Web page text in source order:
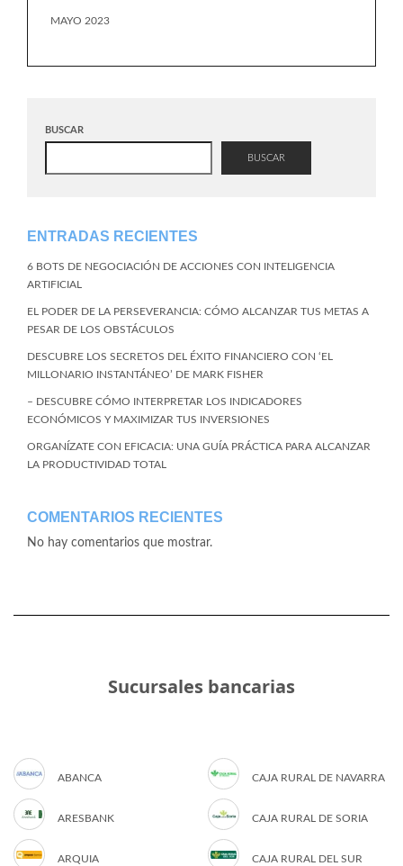
MAYO 2023
BUSCAR
BUSCAR
ENTRADAS RECIENTES
6 BOTS DE NEGOCIACIÓN DE ACCIONES CON INTELIGENCIA
ARTIFICIAL
EL PODER DE LA PERSEVERANCIA: CÓMO ALCANZAR TUS METAS A
PESAR DE LOS OBSTÁCULOS
DESCUBRE LOS SECRETOS DEL ÉXITO FINANCIERO CON ‘EL
MILLONARIO INSTANTÁNEO’ DE MARK FISHER
– DESCUBRE CÓMO INTERPRETAR LOS INDICADORES
ECONÓMICOS Y MAXIMIZAR TUS INVERSIONES
ORGANÍZATE CON EFICACIA: UNA GUÍA PRÁCTICA PARA ALCANZAR
LA PRODUCTIVIDAD TOTAL
COMENTARIOS RECIENTES
No hay comentarios que mostrar.
Sucursales bancarias
ABANCA
ARESBANK
ARQUIA
CAJA RURAL DE NAVARRA
CAJA RURAL DE SORIA
CAJA RURAL DEL SUR